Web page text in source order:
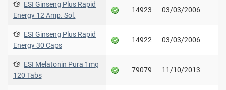
ESI Ginseng Plus Rapid
Energy 12 Amp. Sol.
14923 03/03/2006
ESI Ginseng Plus Rapid
Energy 30 Caps
14922 03/03/2006
ESI Melatonin Pura 1mg
120 Tabs
79079 11/10/2013